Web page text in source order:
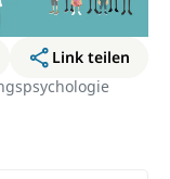
Link teilen